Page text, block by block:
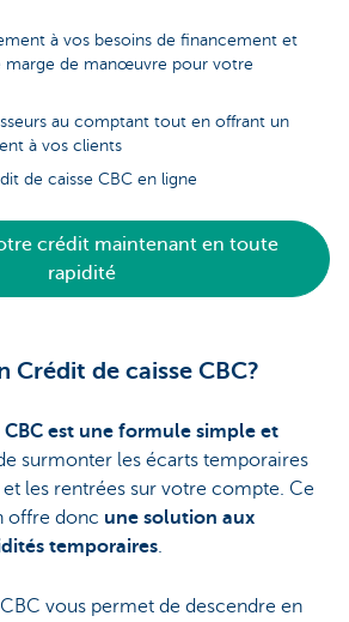
à vos besoins de financement et
marge de manœuvre pour votre
au comptant tout en offrant un
à vos clients
de caisse CBC en ligne
crédit maintenant en toute
rapidité
Crédit de caisse CBC?
CBC est une formule simple et
surmonter les écarts temporaires
les rentrées sur votre compte. Ce
offre donc une solution aux
temporaires.
vous permet de descendre en